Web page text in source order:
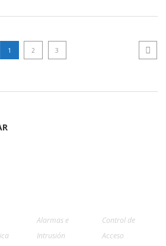
1 2 3
Alarmas e
Intrusión
Control de
Acceso